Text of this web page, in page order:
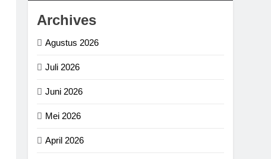
Archives
Agustus 2026
Juli 2026
Juni 2026
Mei 2026
April 2026